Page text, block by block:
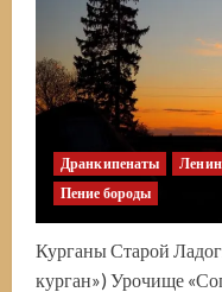
Дранкипенаты
Пение бороды
Курганы Старой
курган») Урочище